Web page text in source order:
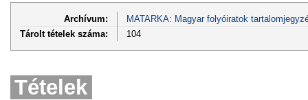
Archívum:
MATARKA: Magyar folyóiratok
Tárolt tételek száma:
104
Tételek